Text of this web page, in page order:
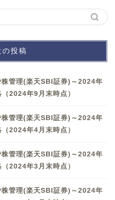
の投稿
株管理(楽天SBI証券)～2024年
2024年9月末時点）
株管理(楽天SBI証券)～2024年
2024年4月末時点）
株管理(楽天SBI証券)～2024年
2024年3月末時点）
株管理(楽天SBI証券)～2024年